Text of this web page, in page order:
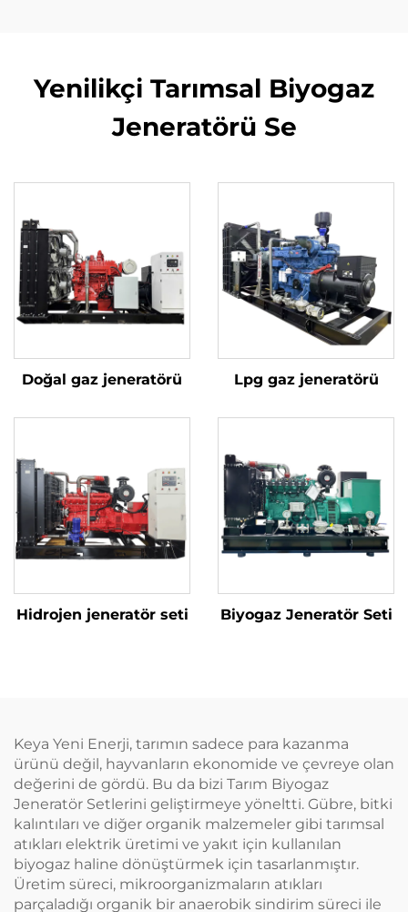
Yenilikçi Tarımsal Biyogaz
Jeneratörü Se
Doğal gaz jeneratörü Lpg gaz jeneratörü
Hidrojen jeneratör seti Biyogaz Jeneratör Seti
Keya Yeni Enerji, tarımın sadece para kazanma
ürünü değil, hayvanların ekonomide ve çevreye olan
değerini de gördü. Bu da bizi Tarım Biyogaz
Jeneratör Setlerini geliştirmeye yöneltti. Gübre, bitki
kalıntıları ve diğer organik malzemeler gibi tarımsal
atıkları elektrik üretimi ve yakıt için kullanılan
biyogaz haline dönüştürmek için tasarlanmıştır.
Üretim süreci, mikroorganizmaların atıkları
parçaladığı organik bir anaerobik sindirim süreci ile